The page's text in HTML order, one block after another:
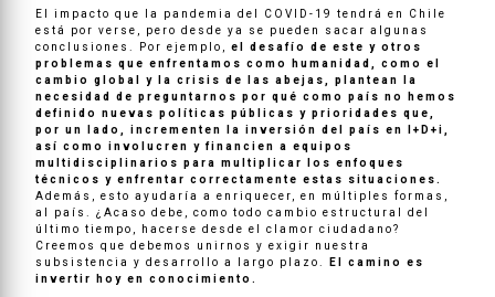
El impacto que la pandemia del COVID-19 tendrá en Chile
está por verse, pero desde ya se pueden sacar algunas
conclusiones. Por ejemplo, el desafío de este y otros
problemas que enfrentamos como humanidad, como el
cambio global y la crisis de las abejas, plantean la
necesidad de preguntarnos por qué como país no hemos
definido nuevas políticas públicas y prioridades que,
por un lado, incrementen la inversión del país en I+D+i,
así como involucren y financien a equipos
multidisciplinarios para multiplicar los enfoques
técnicos y enfrentar correctamente estas situaciones.
Además, esto ayudaría a enriquecer, en múltiples formas,
al país. ¿Acaso debe, como todo cambio estructural del
último tiempo, hacerse desde el clamor ciudadano?
Creemos que debemos unirnos y exigir nuestra
subsistencia y desarrollo a largo plazo.
El camino es
invertir hoy en conocimiento.